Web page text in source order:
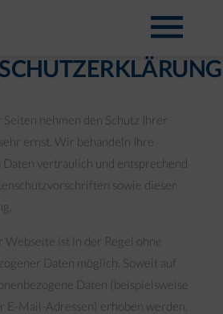
nehmen den Schutz Ihrer
ernst. Wir behandeln Ihre
vertraulich und entsprechend
sowie dieser
Webseite ist in der Regel ohne
Daten möglich. Soweit auf
Daten (beispielsweise
E-Mail-Adressen) erhoben werden,